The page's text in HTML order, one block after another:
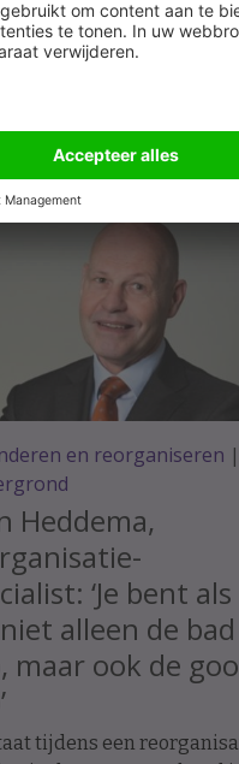
en reorganiseren |
Heddema,
‘Je bent als
alleen de bad
maar ook de
tijdens een